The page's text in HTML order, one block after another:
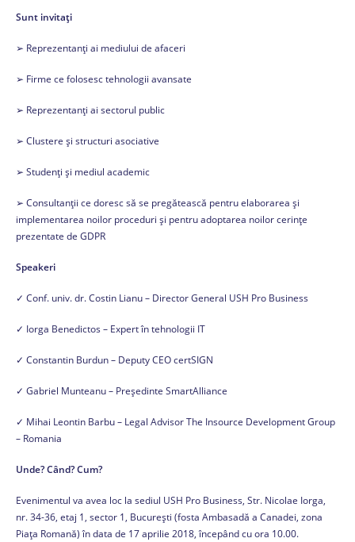
Sunt invitați
➢ Reprezentanți ai mediului de afaceri
➢ Firme ce folosesc tehnologii avansate
➢ Reprezentanți ai sectorul public
➢ Clustere și structuri asociative
➢ Studenți și mediul academic
➢ Consultanții ce doresc să se pregătească pentru elaborarea și
implementarea noilor proceduri și pentru adoptarea noilor cerințe
prezentate de GDPR
Speakeri
✓ Conf. univ. dr. Costin Lianu – Director General USH Pro Business
✓ Iorga Benedictos – Expert în tehnologii IT
✓ Constantin Burdun – Deputy CEO certSIGN
✓ Gabriel Munteanu – Președinte SmartAlliance
✓ Mihai Leontin Barbu – Legal Advisor The Insource Development Group
– Romania
Unde? Când? Cum?
Evenimentul va avea loc la sediul USH Pro Business, Str. Nicolae Iorga,
nr. 34-36, etaj 1, sector 1, Bucureşti (fosta Ambasadă a Canadei, zona
Piaţa Romană) în data de 17 aprilie 2018, începând cu ora 10.00.